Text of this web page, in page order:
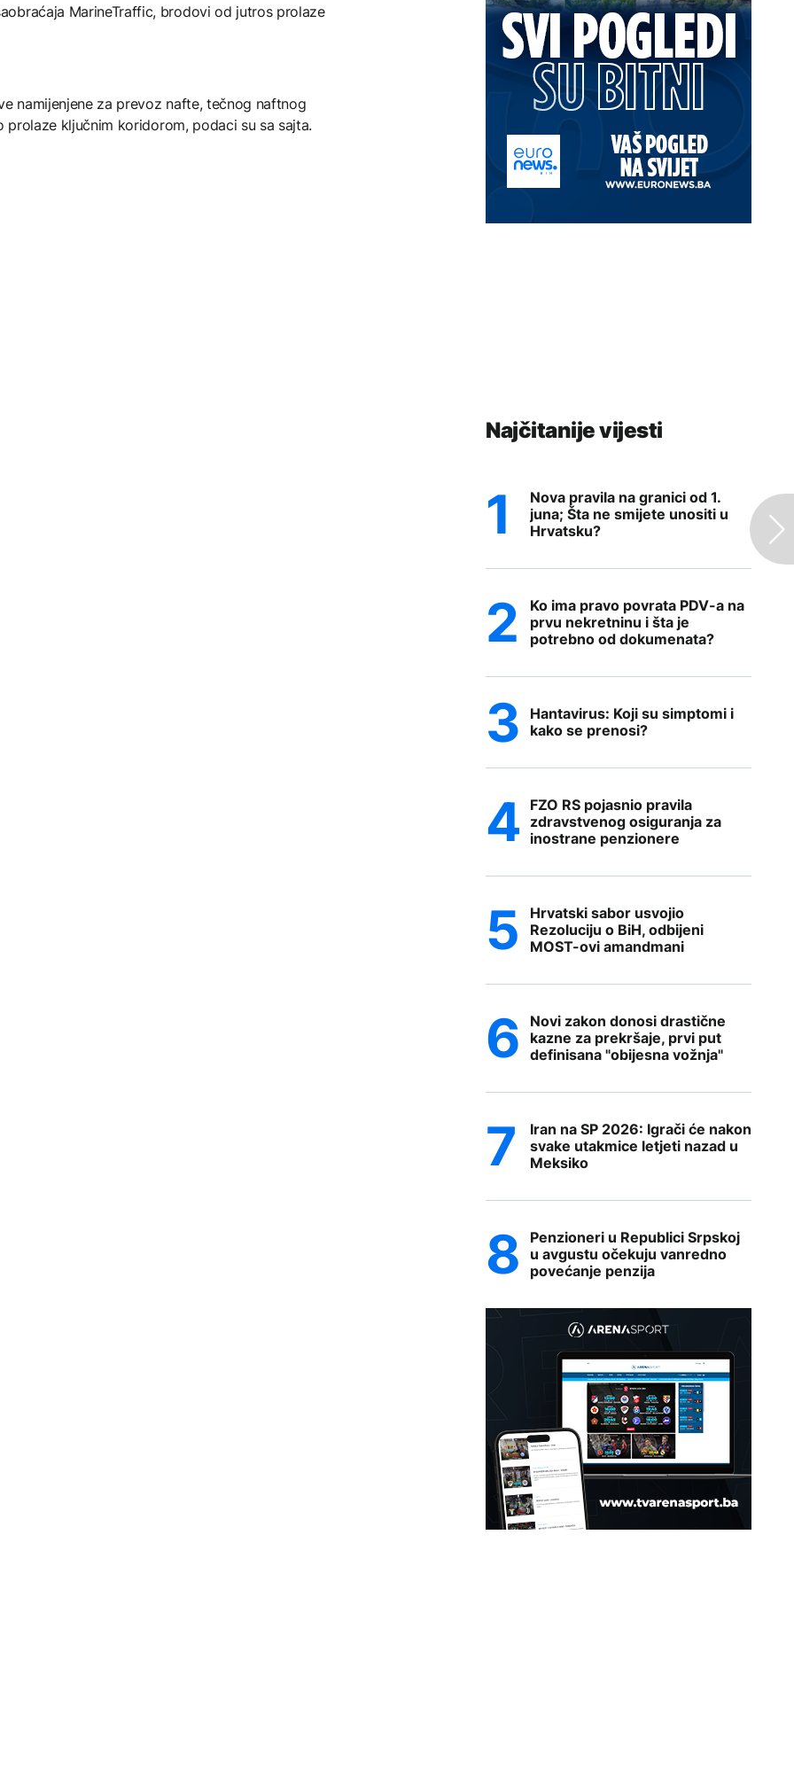
MarineTraffic, brodovi od jutros prolaze
namijenjene za prevoz nafte, tečnog naftnog
ključnim koridorom, podaci su sa sajta.
Najčitanije vijesti
Nova pravila na granici od 1.
juna; Šta ne smijete unositi u
Hrvatsku?
Ko ima pravo povrata PDV-a na
prvu nekretninu i šta je
potrebno od dokumenata?
Hantavirus: Koji su simptomi i
kako se prenosi?
FZO RS pojasnio pravila
zdravstvenog osiguranja za
inostrane penzionere
Hrvatski sabor usvojio
Rezoluciju o BiH, odbijeni
MOST-ovi amandmani
Novi zakon donosi drastične
kazne za prekršaje, prvi put
definisana "obijesna vožnja"
Iran na SP 2026: Igrači će nakon
svake utakmice letjeti nazad u
Meksiko
Penzioneri u Republici Srpskoj
u avgustu očekuju vanredno
povećanje penzija